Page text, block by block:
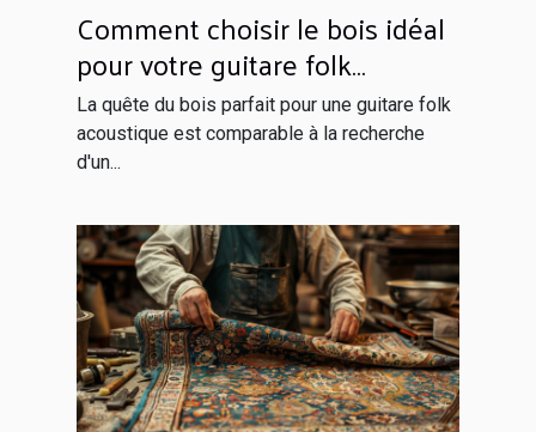
Comment choisir le bois idéal
pour votre guitare folk
acoustique
La quête du bois parfait pour une guitare folk
acoustique est comparable à la recherche
d'un...